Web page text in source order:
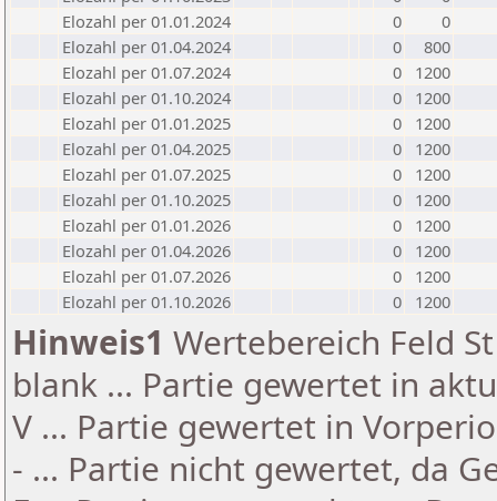
Elozahl per 01.01.2024
0
0
Elozahl per 01.04.2024
0
800
Elozahl per 01.07.2024
0
1200
Elozahl per 01.10.2024
0
1200
Elozahl per 01.01.2025
0
1200
Elozahl per 01.04.2025
0
1200
Elozahl per 01.07.2025
0
1200
Elozahl per 01.10.2025
0
1200
Elozahl per 01.01.2026
0
1200
Elozahl per 01.04.2026
0
1200
Elozahl per 01.07.2026
0
1200
Elozahl per 01.10.2026
0 1200
Hinweis1 Wertebereich Feld
blank ... Partie gewertet in
V ... Partie gewertet in
- ... Partie nicht gewertet, da